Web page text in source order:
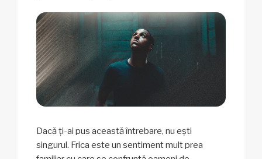
Dacă ți-ai pus această întrebare, nu ești
singurul. Frica este un sentiment mult prea